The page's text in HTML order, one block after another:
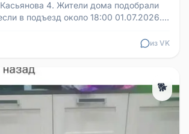
4. Жители дома подобрали
в подъезд около 18:00 01.07.2026.
из VK
🐕